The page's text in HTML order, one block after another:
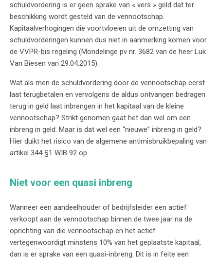
schuldvordering is er geen sprake van « vers » geld dat ter
beschikking wordt gesteld van de vennootschap.
Kapitaalverhogingen die voortvloeien uit de omzetting van
schuldvorderingen kunnen dus niet in aanmerking komen voor
de VVPR-bis regeling (Mondelinge pv nr. 3682 van de heer Luk
Van Biesen van 29.04.2015).
Wat als men de schuldvordering door de vennootschap eerst
laat terugbetalen en vervolgens de aldus ontvangen bedragen
terug in geld laat inbrengen in het kapitaal van de kleine
vennootschap? Strikt genomen gaat het dan wel om een
inbreng in geld. Maar is dat wel een “nieuwe” inbreng in geld?
Hier duikt het risico van de algemene antimisbruikbepaling van
artikel 344 §1 WIB 92 op.
Niet voor een quasi inbreng
Wanneer een aandeelhouder of bedrijfsleider een actief
verkoopt aan de vennootschap binnen de twee jaar na de
oprichting van die vennootschap en het actief
vertegenwoordigt minstens 10% van het geplaatste kapitaal,
dan is er sprake van een quasi-inbreng. Dit is in feite een